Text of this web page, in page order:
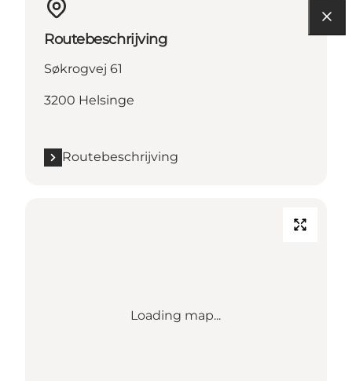
Routebeschrijving
Søkrogvej 61
3200 Helsinge
Routebeschrijving
Loading map...